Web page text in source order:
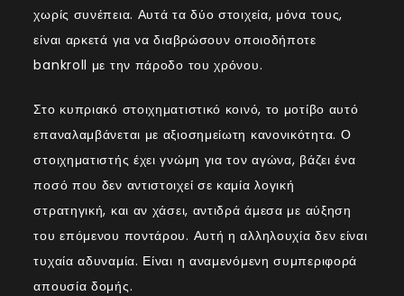
χωρίς συνέπεια. Αυτά τα δύο στοιχεία, μόνα τους,
είναι αρκετά για να διαβρώσουν οποιοδήποτε
bankroll με την πάροδο του χρόνου.
Στο κυπριακό στοιχηματιστικό κοινό, το μοτίβο αυτό
επαναλαμβάνεται με αξιοσημείωτη κανονικότητα. Ο
στοιχηματιστής έχει γνώμη για τον αγώνα, βάζει ένα
ποσό που δεν αντιστοιχεί σε καμία λογική
στρατηγική, και αν χάσει, αντιδρά άμεσα με αύξηση
του επόμενου ποντάρου. Αυτή η αλληλουχία δεν είναι
τυχαία αδυναμία. Είναι η αναμενόμενη συμπεριφορά
απουσία δομής.